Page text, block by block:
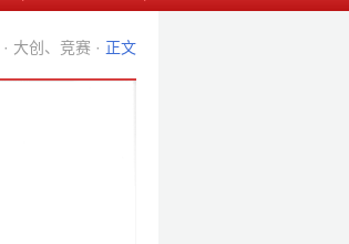
· 大创、竞赛 · 正文